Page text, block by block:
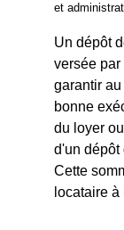
et
Un dépôt
versée
garantir
bonne
du loyer
d'un dépôt
Cette
locataire